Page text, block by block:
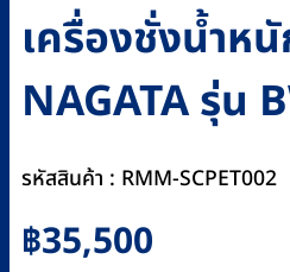
เครื่องชั่งน้ำห
NAGATA รุ่น
รหัสสินค้า : RMM-SCPET002
฿35,500